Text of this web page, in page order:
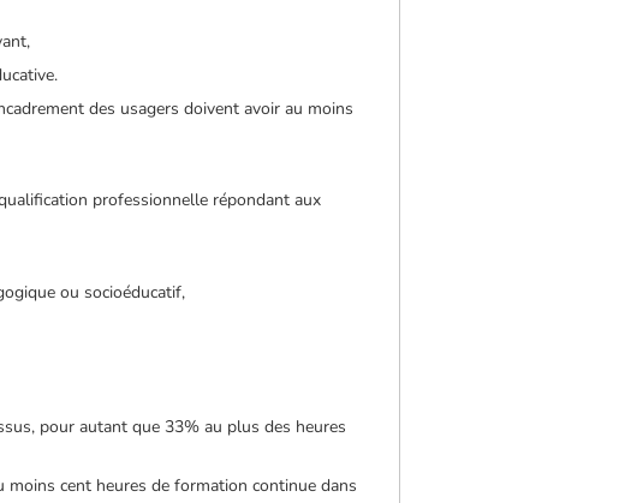
des usagers doivent avoir au moins
professionnelle répondant aux
ou socioéducatif,
pour autant que 33% au plus des heures
moins cent heures de formation continue dans